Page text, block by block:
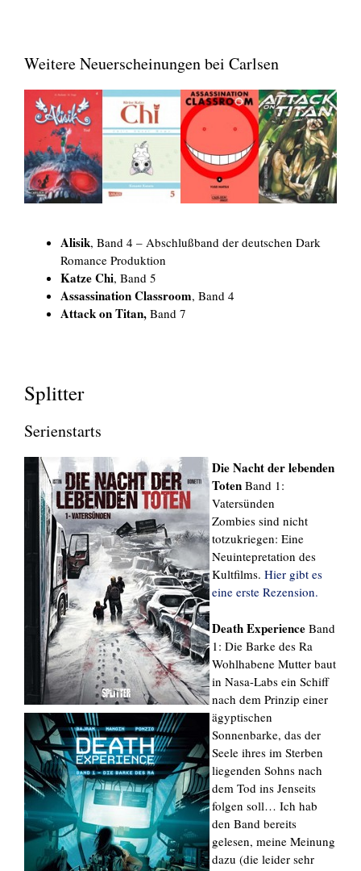
Weitere Neuerscheinungen bei Carlsen
Alisik, Band 4 – Abschlußband der deutschen Dark
Romance Produktion
Katze Chi, Band 5
Assassination Classroom, Band 4
Attack on Titan, Band 7
Splitter
Serienstarts
Die Nacht der lebenden
Toten Band 1:
Vatersünden
Zombies sind nicht
totzukriegen: Eine
Neuintepretation des
Kultfilms. Hier gibt es
eine erste Rezension.
Death Experience Band
1: Die Barke des Ra
Wohlhabene Mutter baut
in Nasa-Labs ein Schiff
nach dem Prinzip einer
ägyptischen
Sonnenbarke, das der
Seele ihres im Sterben
liegenden Sohns nach
dem Tod ins Jenseits
folgen soll… Ich hab
den Band bereits
gelesen, meine Meinung
dazu (die leider sehr